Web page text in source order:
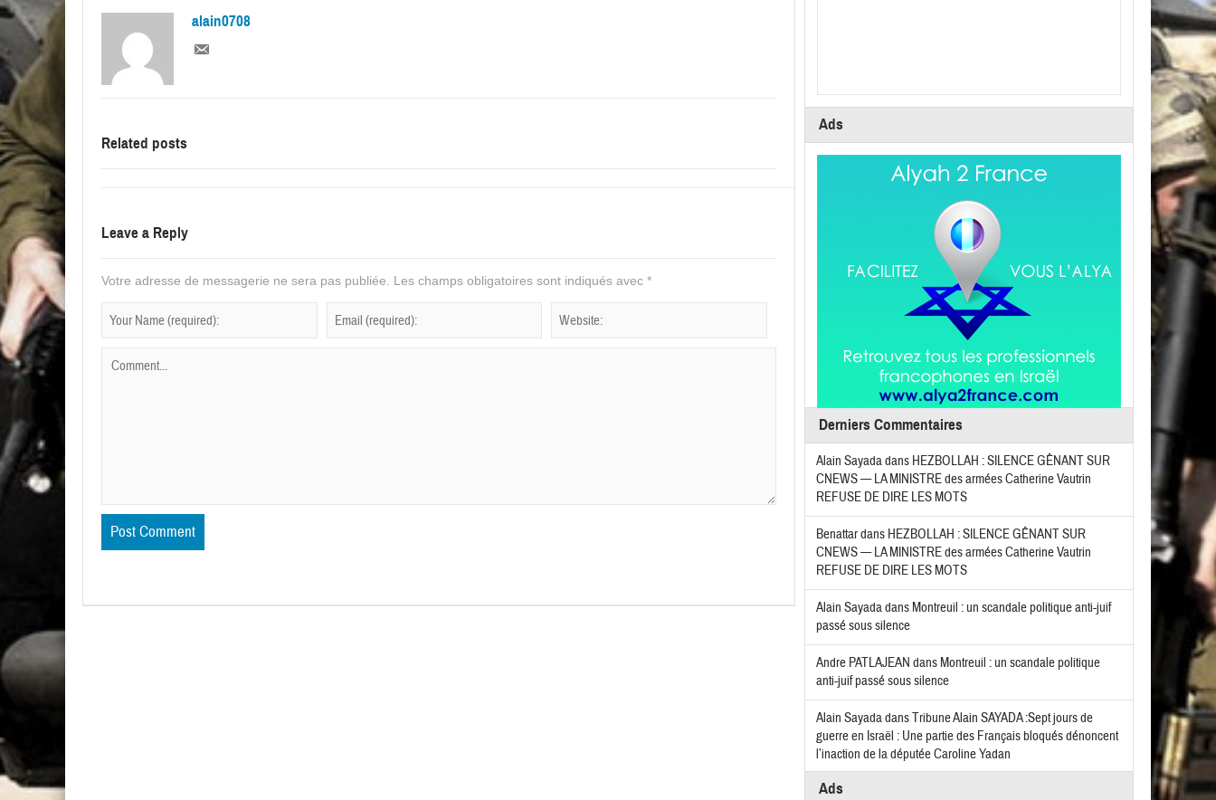
alain0708
Related posts
Leave a Reply
Votre adresse de messagerie ne sera pas publiée. Les champs obligatoires sont indiqués avec *
Ads
Derniers Commentaires
Alain Sayadadans HEZBOLLAH : SILENCE GÊNANT SUR
CNEWS — LA MINISTRE des armées Catherine Vautrin
REFUSE DE DIRE LES MOTS
Benattardans HEZBOLLAH : SILENCE GÊNANT SUR
CNEWS — LA MINISTRE des armées Catherine Vautrin
REFUSE DE DIRE LES MOTS
Alain Sayadadans Montreuil : un scandale politique anti-juif
passé sous silence
Andre PATLAJEAN dans Montreuil : un scandale politique
anti-juif passé sous silence
Alain SayadadansTribune Alain SAYADA :Sept jours de
guerre en Israël : Une partie des Français bloqués dénoncent
l’inaction de la députée Caroline Yadan
Ads